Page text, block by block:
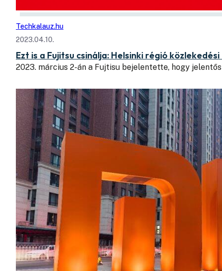
Techkalauz.hu
2023.04.10.
Ezt is a Fujitsu csinálja: Helsinki régió
2023. március 2-án a Fujtisu bejelentette, hogy